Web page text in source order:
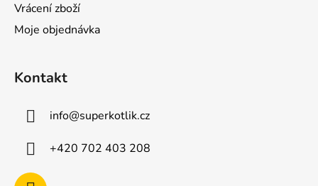
Vrácení zboží
Moje objednávka
Kontakt
info@superkotlik.cz
+420 702 403 208